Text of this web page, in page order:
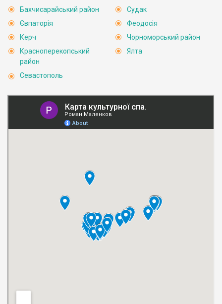
Бахчисарайський район
Євпаторія
Керч
Красноперекопський
район
Севастополь
Судак
Феодосія
Чорноморський район
Ялта